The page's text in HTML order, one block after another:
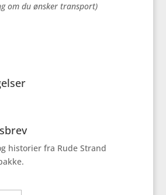
om du ønsker transport)
historier fra Rude Strand